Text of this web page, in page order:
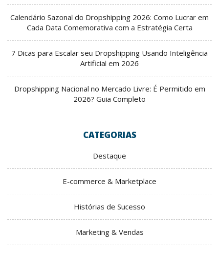
Calendário Sazonal do Dropshipping 2026: Como Lucrar em
Cada Data Comemorativa com a Estratégia Certa
7 Dicas para Escalar seu Dropshipping Usando Inteligência
Artificial em 2026
Dropshipping Nacional no Mercado Livre: É Permitido em
2026? Guia Completo
CATEGORIAS
Destaque
E-commerce & Marketplace
Histórias de Sucesso
Marketing & Vendas